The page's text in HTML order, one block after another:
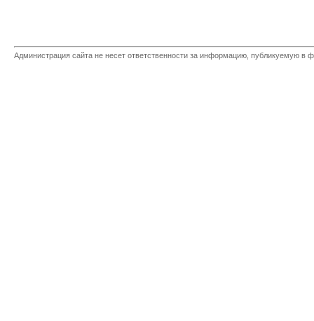
Администрация сайта не несет ответственности за информацию, публикуемую